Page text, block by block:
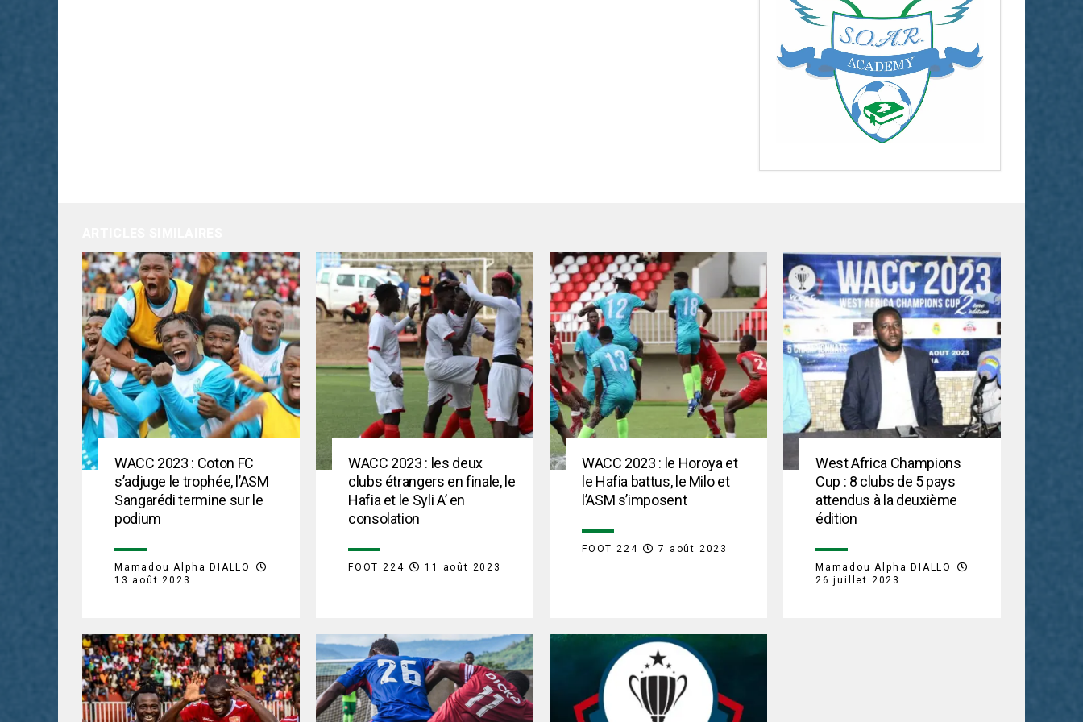
WACC 2023 : Coton FC
s’adjuge le trophée, l’ASM
Sangarédi termine sur le
podium
Mamadou Alpha DIALLO
13 août 2023
WACC 2023 : les deux
clubs étrangers en finale, le
Hafia et le Syli A’ en
consolation
FOOT 224 11 août 2023
WACC 2023 : le Horoya et
le Hafia battus, le Milo et
l’ASM s’imposent
FOOT 224 7 août 2023
West Africa Champions
Cup : 8 clubs de 5 pays
attendus à la deuxième
édition
Mamadou Alpha DIALLO
26 juillet 2023